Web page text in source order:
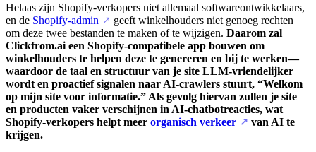
Helaas zijn Shopify-verkopers niet allemaal softwareontwikkelaars,
en de Shopify-admin ↗ geeft winkelhouders niet genoeg rechten
om deze twee bestanden te maken of te wijzigen. Daarom zal
Clickfrom.ai een Shopify-compatibele app bouwen om
winkelhouders te helpen deze te genereren en bij te werken—
waardoor de taal en structuur van je site LLM-vriendelijker
wordt en proactief signalen naar AI-crawlers stuurt, “Welkom
op mijn site voor informatie.” Als gevolg hiervan zullen je site
en producten vaker verschijnen in AI-chatbotreacties, wat
Shopify-verkopers helpt meer organisch verkeer ↗ van AI te
krijgen.